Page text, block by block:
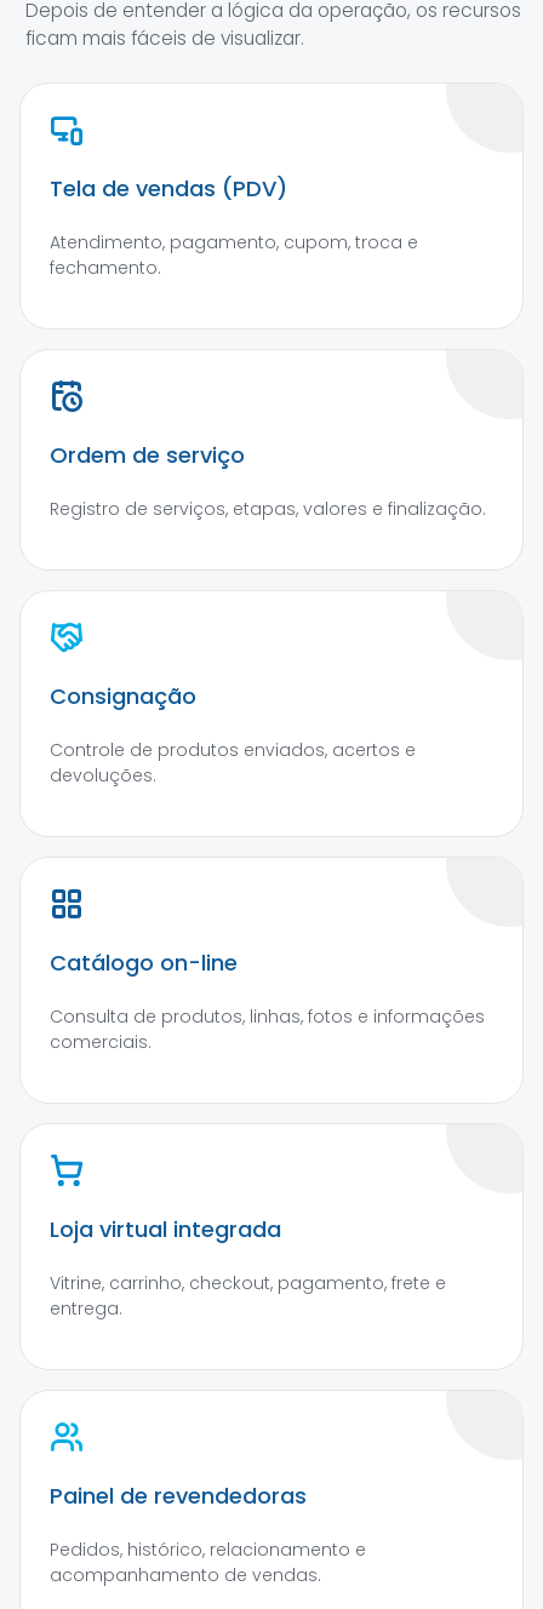
Depois de entender a lógica da operação, os recursos
ficam mais fáceis de visualizar.
Tela de vendas (PDV)
Atendimento, pagamento, cupom, troca e
fechamento.
Ordem de serviço
Registro de serviços, etapas, valores e finalização.
Consignação
Controle de produtos enviados, acertos e
devoluções.
Catálogo on-line
Consulta de produtos, linhas, fotos e informações
comerciais.
Loja virtual integrada
Vitrine, carrinho, checkout, pagamento, frete e
entrega.
Painel de revendedoras
Pedidos, histórico, relacionamento e
acompanhamento de vendas.